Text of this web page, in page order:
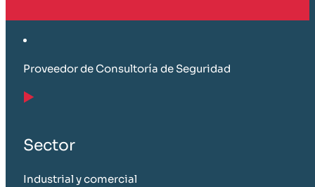
Proveedor de Consultoría de Seguridad
Sector
Industrial y comercial